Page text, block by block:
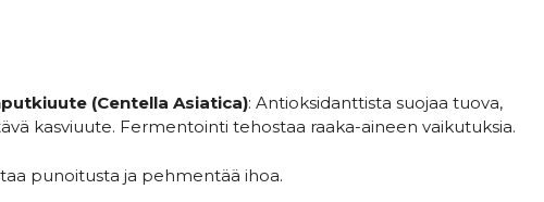
(Centella Asiatica): Antioksidanttista suojaa tuova,
kasviuute. Fermentointi tehostaa raaka-aineen vaikutuksia.
punoitusta ja pehmentää ihoa.